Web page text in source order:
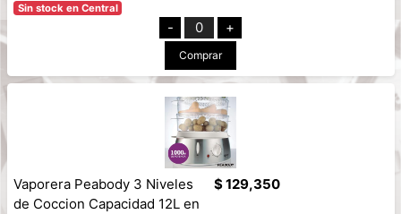
Sin stock en Central
- 0 +
Comprar
Vaporera Peabody 3 Niveles
de Coccion Capacidad 12L en
$ 129,350